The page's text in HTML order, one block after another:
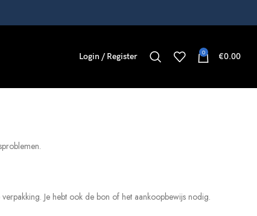
Login / Register 0 €0.00
Je hebt ook de bon of het aankoopbewijs nodig.